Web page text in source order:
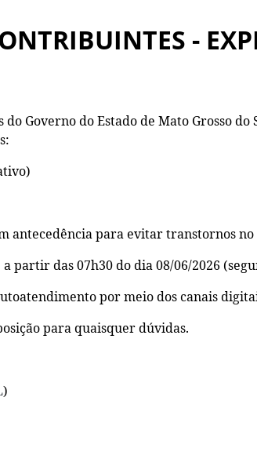
-
Governo do Estado de Mato Grosso
antecedência para evitar transtornos
partir das 07h30 do dia 08/06/2026
por meio dos canais
para quaisquer dúvidas.
)